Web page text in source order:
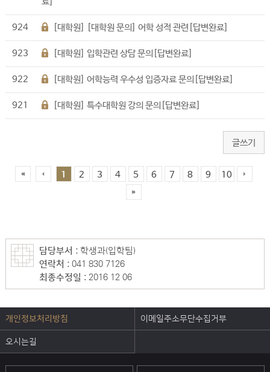
924 [대학원] [대학원 문의] 어학 성적 관련[답변완료]
923 [대학원] 입학관련 상담 문의[답변완료]
922 [대학원] 어학능력 우수성 입증자료 문의[답변완료]
921 [대학원] 특수대학원 강의 문의[답변완료]
글쓰기
1 2 3 4 5 6 7 8 9 10
담당부서 : 학생과(입학팀)
연락처 : 041-830-7126
최종수정일 : 2016-12-06
개인정보처리방침 이메일주소무단수집거부
오시는길